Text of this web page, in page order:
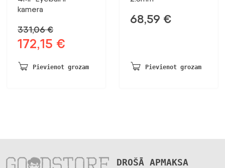
kamera
331,06€
Sākotnējā
bija:
172,15 €
ir:
Pievienot grozam
68,59 €
Pievienot grozam
DROŠĀ APMAKSA